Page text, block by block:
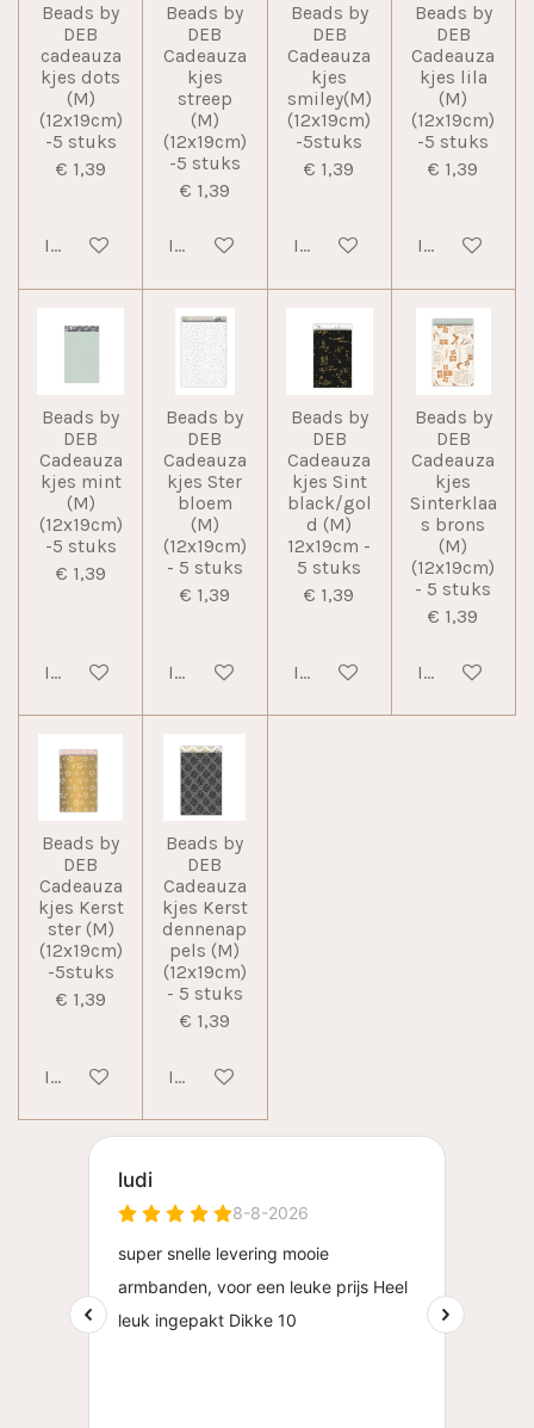
Beads by
DEB
cadeauza
kjes dots
(M)
(12x19cm)
-5 stuks
€ 1,39
In winkelwagen
Beads by
DEB
Cadeauza
kjes
streep
(M)
(12x19cm)
-5 stuks
€ 1,39
In winkelwagen
Beads by
DEB
Cadeauza
kjes
smiley(M)
(12x19cm)
-5stuks
€ 1,39
In winkelwagen
Beads by
DEB
Cadeauza
kjes lila
(M)
(12x19cm)
-5 stuks
€ 1,39
In
Beads by
DEB
Cadeauza
kjes mint
(M)
(12x19cm)
-5 stuks
€ 1,39
In winkelwagen
Beads by
DEB
Cadeauza
kjes Ster
bloem
(M)
(12x19cm)
- 5 stuks
€ 1,39
In winkelwagen
Beads by
DEB
Cadeauza
kjes Sint
black/gol
d (M)
12x19cm -
5 stuks
€ 1,39
In winkelwagen
Beads by
DEB
Cadeauza
kjes
Sinterklaa
s brons
(M)
(12x19cm)
- 5 stuks
€ 1,39
In
Beads by
DEB
Cadeauza
kjes Kerst
ster (M)
(12x19cm)
-5stuks
€ 1,39
In winkelwagen
Beads by
DEB
Cadeauza
kjes Kerst
dennenap
pels (M)
(12x19cm)
- 5 stuks
€ 1,39
In winkelwagen